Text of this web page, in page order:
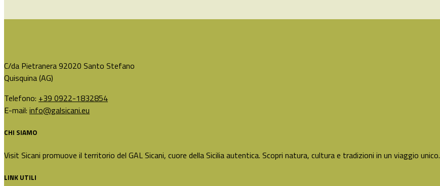
C/da Pietranera 92020 Santo Stefano
Quisquina (AG)
Telefono: +39 0922-1832854
E-mail: info@galsicani.eu
CHI SIAMO
Visit Sicani promuove il territorio del GAL Sicani, cuore della Sicilia autentica. Scopri natura, cultura e tradizioni in un viaggio unico.
LINK UTILI